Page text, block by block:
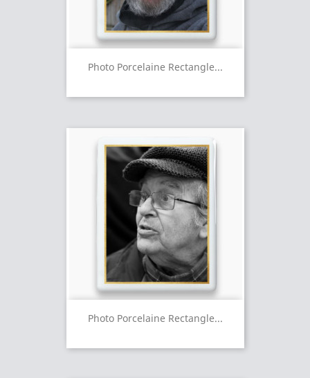
Photo Porcelaine Rectangle...
Photo Porcelaine Rectangle...